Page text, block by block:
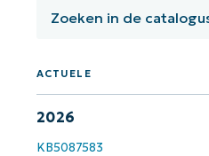
ACTUELE
2026
KB5087583
Business
Phone
Land